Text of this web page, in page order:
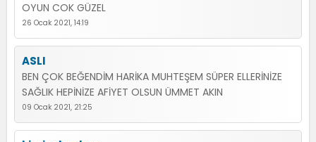
OYUN COK GÜZEL
26 Ocak 2021, 14:19
ASLI
BEN ÇOK BEĞENDİM HARİKA MUHTEŞEM SÜPER ELLERİNİZE
SAĞLIK HEPİNİZE AFİYET OLSUN ÜMMET AKIN
09 Ocak 2021, 21:25